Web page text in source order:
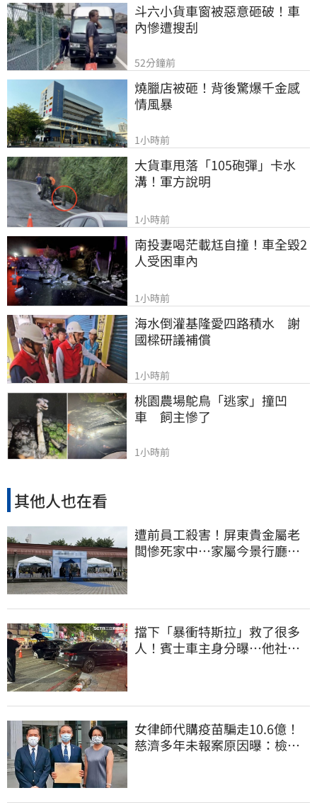
斗六小貨車窗被惡意砸破！車
內慘遭搜刮
52分鐘前
燒臘店被砸！背後驚爆千金感
情風暴
1小時前
大貨車甩落「105砲彈」卡水
溝！軍方說明
1小時前
南投妻喝茫載尪自撞！車全毀2
人受困車內
1小時前
海水倒灌基隆愛四路積水　謝
國樑研議補償
1小時前
桃園農場鴕鳥「逃家」撞凹
車　飼主慘了
1小時前
其他人也在看
遭前員工殺害！屏東貴金屬老
闆慘死家中…家屬今景行廳低
擋下「暴衝特斯拉」救了很多
人！賓士車主身分曝…他社群
女律師代購疫苗騙走10.6億！
慈濟多年未報案原因曝：檢警